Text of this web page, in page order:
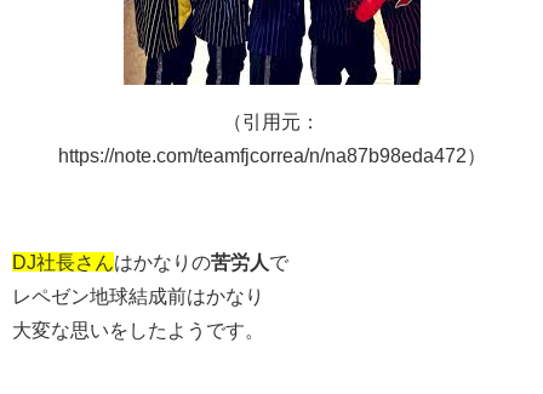
（引用元：
https://note.com/teamfjcorrea/n/na87b98eda472）
DJ社長さん はかなりの苦労人 で
レペゼン地球結成前はかなり
大変な思いをしたようです。